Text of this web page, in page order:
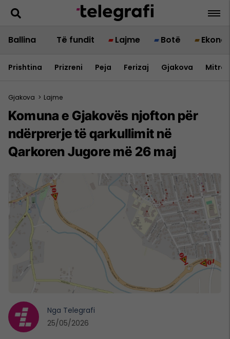
Ballina Të fundit Lajme Botë
Prishtina Prizreni Peja Ferizaj Gjakova
Gjakova > Lajme
Komuna e Gjakovës njofton për
ndërprerje të qarkullimit në
Qarkoren Jugore më 26 maj
Nga Telegrafi
25/05/2026